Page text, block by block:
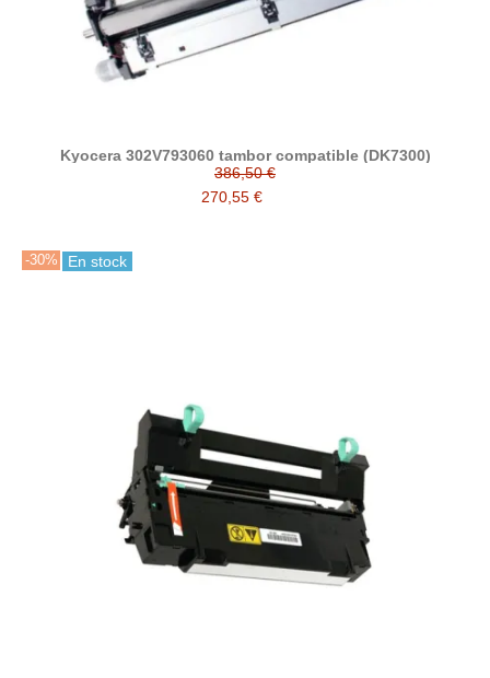
Kyocera 302V793060 tambor compatible (DK7300)
386,50 €
270,55 €
-30% En stock